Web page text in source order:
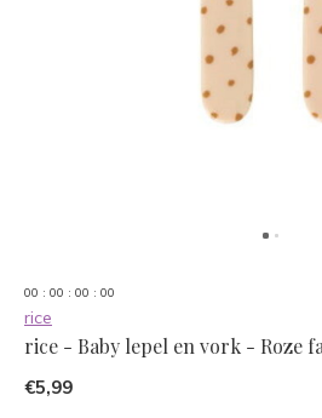
00 : 00 : 00 : 00
rice
rice - Baby lepel en vork - Roze
€5,99